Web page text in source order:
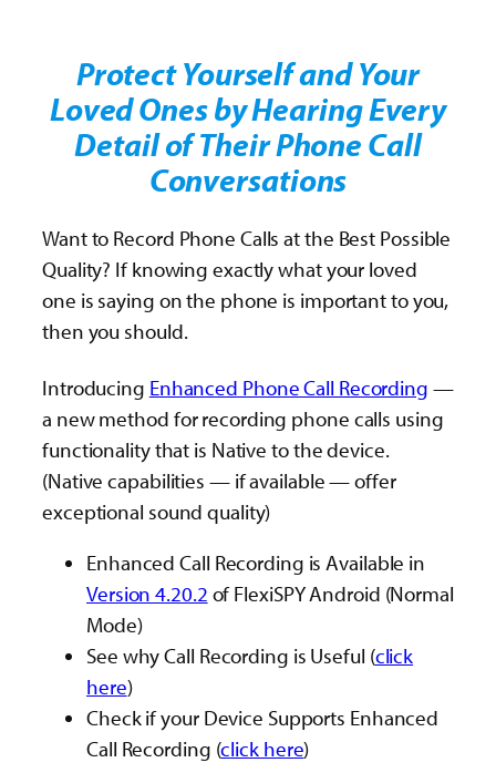
Protect Yourself and Your
Loved Ones by Hearing Every
Detail of Their Phone Call
Conversations
Want to Record Phone Calls at the Best Possible
Quality? If knowing exactly what your loved
one is saying on the phone is important to you,
then you should.
Introducing Enhanced Phone Call Recording —
a new method for recording phone calls using
functionality that is Native to the device.
(Native capabilities — if available — offer
exceptional sound quality)
Enhanced Call Recording is Available in
Version 4.20.2 of FlexiSPY Android (Normal
Mode)
See why Call Recording is Useful (click
here)
Check if your Device Supports Enhanced
Call Recording (click here)